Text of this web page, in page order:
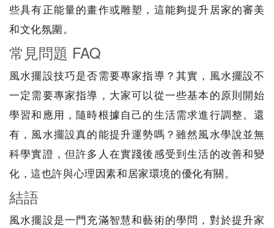
些具有正能量的畫作或雕塑，這能夠提升居家的審美
和文化氛圍。
常見問題 FAQ
風水擺設技巧是否需要專家指導？其實，風水擺設不
一定需要專家指導，大家可以從一些基本的原則開始
學習和應用，隨時根據自己的生活需求進行調整。還
有，風水擺設真的能提升運勢嗎？雖然風水學說並無
科學實證，但許多人在實踐後感受到生活的改善和變
化，這也許與心理因素和居家環境的優化有關。
結語
風水擺設是一門充滿智慧和藝術的學問，對於提升家